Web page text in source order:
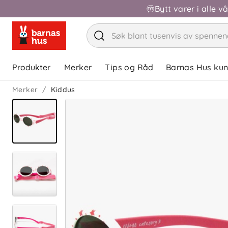
Bytt varer i alle
Produkter Merker Tips og Råd Barnas Hus
Merker Kiddus